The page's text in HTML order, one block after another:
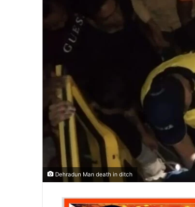
Dehradun Man death in ditch